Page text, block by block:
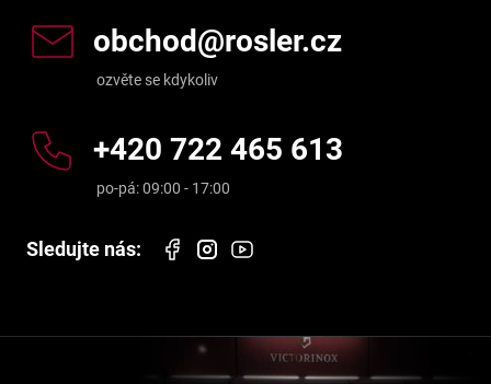
obchod@rosler.cz
+420 722 465 613